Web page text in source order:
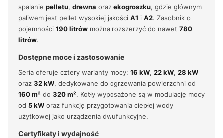
spalanie pelletu, drewna oraz ekogroszku, gdzie głównym
paliwem jest pellet wysokiej jakości A1 i A2. Zasobnik o
pojemności 190 litrów można rozszerzyć do nawet 780
litrów.
Dostępne moce i zastosowanie
Seria oferuje cztery warianty mocy: 16 kW, 22 kW, 28 kW
oraz 32 kW, dedykowane do ogrzewania powierzchni od
160 m² do 320 m². Kotły wyposażone są w modulację mocy
od 5 kW oraz funkcję przygotowania ciepłej wody
użytkowej jako urządzenia dwufunkcyjne.
Certyfikaty i wydajność